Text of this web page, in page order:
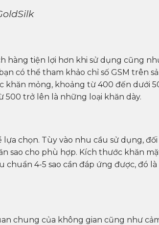
hàng tiện lợi hơn khi sử dụng cũng
có thể tham khảo chỉ số GSM trên
khăn mỏng, khoảng từ 400 đến dưới
500 trở lên là những loại khăn dày.
chọn. Tùy vào nhu cầu sử dụng, đối
sao cho phù hợp. Kích thước khăn
chuẩn 4-5 sao cần đáp ứng được, đó là
chung của không gian cũng như